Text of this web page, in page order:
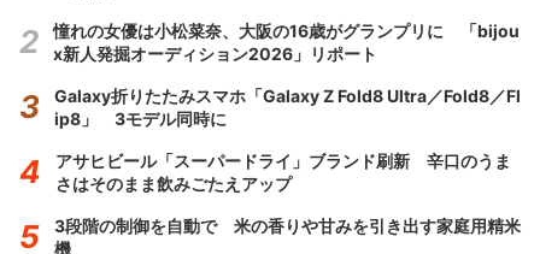
憧れの女優は小松菜奈、大阪の16歳がグランプリに 「bijou
x新人発掘オーディション2026」リポート
Galaxy折りたたみスマホ「Galaxy Z Fold8 Ultra／Fold8／Fl
ip8」 3モデル同時に
アサヒビール「スーパードライ」ブランド刷新 辛口のうま
さはそのまま飲みごたえアップ
3段階の制御を自動で 米の香りや甘みを引き出す家庭用精米
機